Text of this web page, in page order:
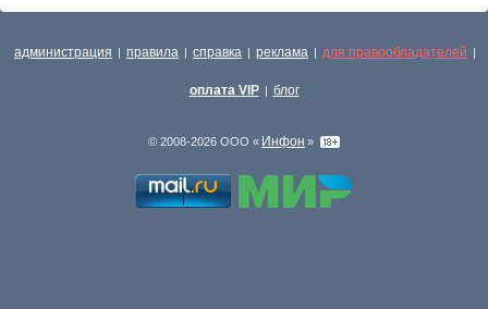
администрация | правила | справка | реклама | для правообладателей |
оплата VIP | блог
© 2008-2026 ООО « Инфон »